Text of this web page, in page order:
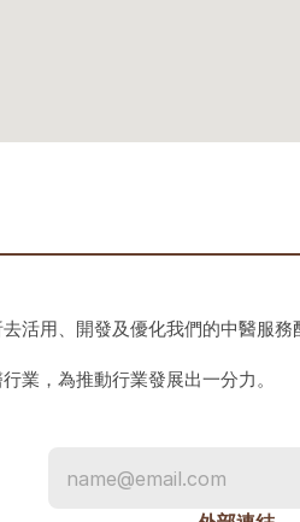
活用、開發及優化我們的中醫服
業，為推動行業發展出一分力。